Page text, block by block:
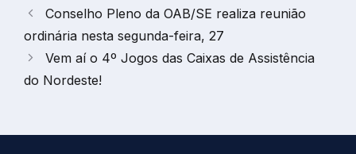
Conselho Pleno da OAB/SE realiza reunião
ordinária nesta segunda-feira, 27
Vem aí o 4º Jogos das Caixas de Assistência
do Nordeste!